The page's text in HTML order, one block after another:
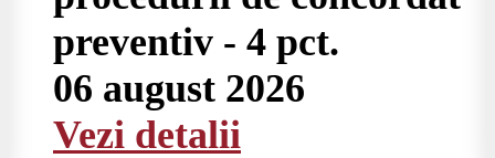
preventiv - 4 pct.
06 august 2026
Vezi detalii